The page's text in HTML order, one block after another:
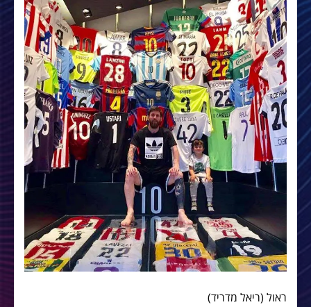
ראול (ריאל מדריד)